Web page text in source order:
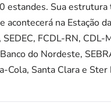
estandes. Sua
na Estação
FCDL-RN,
do Nordeste,
Cola, Santa Clara e Ster